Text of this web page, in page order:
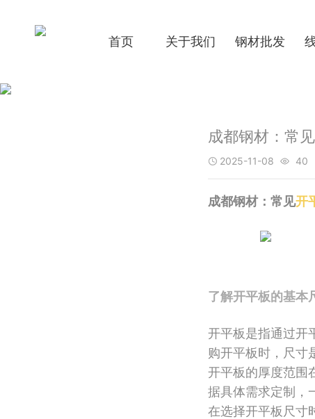
首页 关于我们 钢材批发
成都钢材：常
 2025-11-08  40
成都钢材：常见开
了解开平板的基本
开平板是指通过开
购开平板时，尺寸
开平板的厚度范围
据具体需求定制，
在选择开平板尺寸